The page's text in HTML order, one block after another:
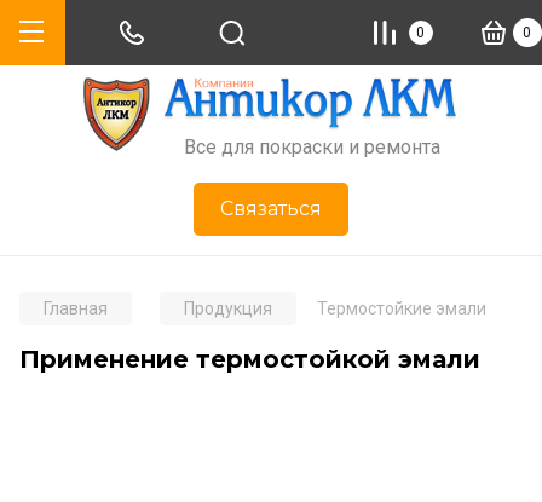
Все для покраски и ремонта
0 0
Связаться
Главная Продукция Термостойкие эмали
Применение термостойкой эмали